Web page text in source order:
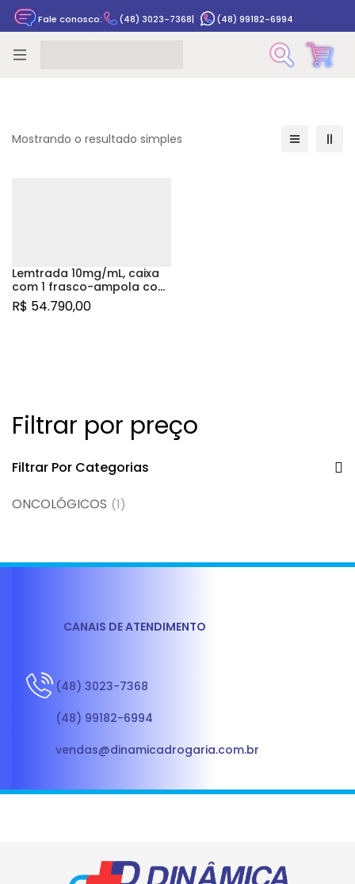
Fale conosco: (48) 3023-7368| (48) 99182-6994
Filtrar por preço
Filtrar Por Categorias
ONCOLÓGICOS (1)
Mostrando o resultado simples
Lemtrada 10mg/mL, caixa
com 1 frasco-ampola com
solução para infusão
intravenosa
R$ 54.790,00
CANAIS DE ATENDIMENTO
(48) 3023-7368
(48) 99182-6994
vendas@dinamicadrogaria.com.br